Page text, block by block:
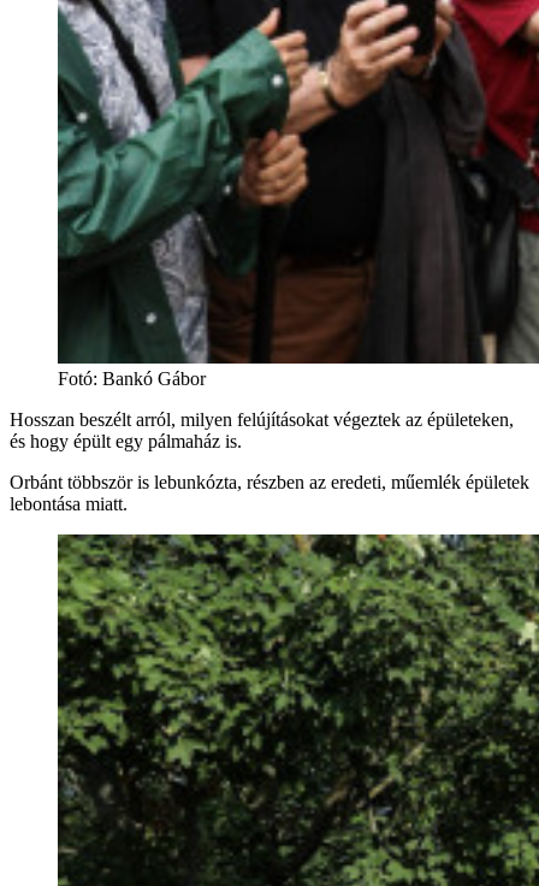
Fotó: Bankó Gábor
Hosszan beszélt arról, milyen felújításokat végeztek az épületeken,
és hogy épült egy pálmaház is.
Orbánt többször is lebunkózta, részben az eredeti, műemlék épületek
lebontása miatt.